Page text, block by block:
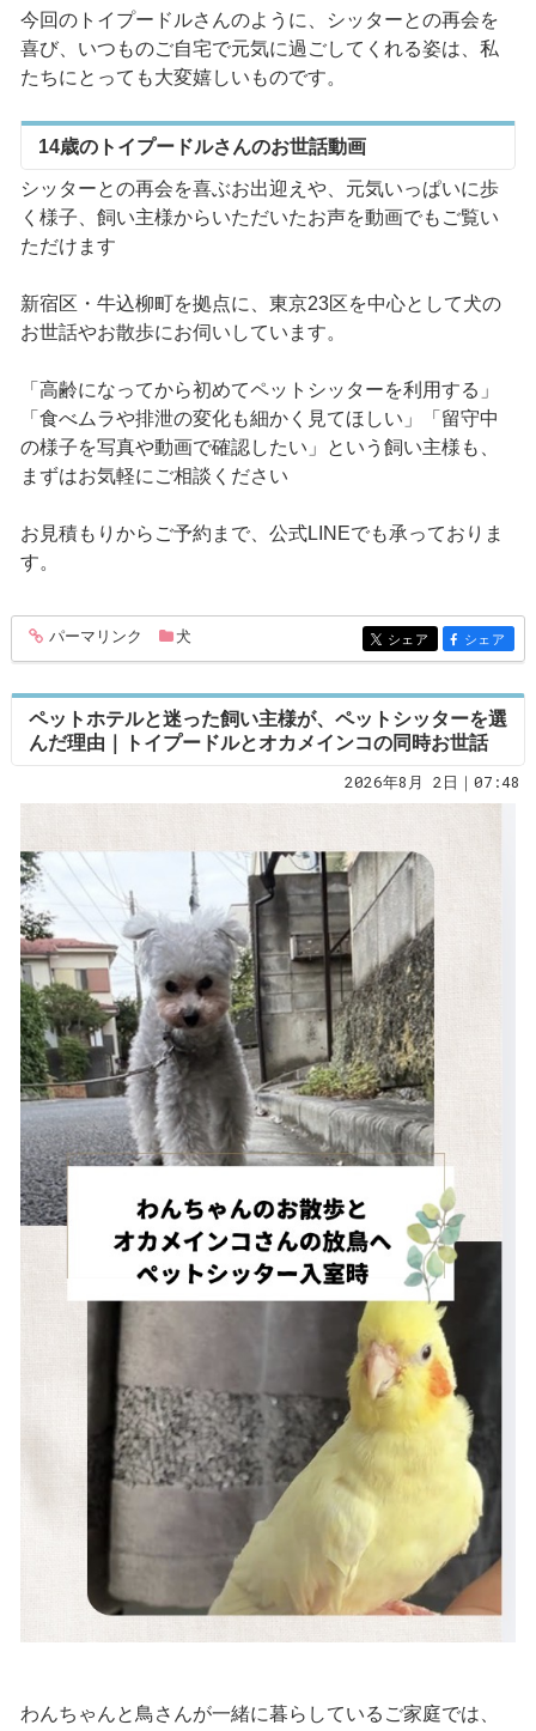
今回のトイプードルさんのように、シッターとの再会を
喜び、いつものご自宅で元気に過ごしてくれる姿は、私
たちにとっても大変嬉しいものです。
14歳のトイプードルさんのお世話動画
シッターとの再会を喜ぶお出迎えや、元気いっぱいに歩
く様子、飼い主様からいただいたお声を動画でもご覧い
ただけます
新宿区・牛込柳町を拠点に、東京23区を中心として犬の
お世話やお散歩にお伺いしています。
「高齢になってから初めてペットシッターを利用する」
「食べムラや排泄の変化も細かく見てほしい」「留守中
の様子を写真や動画で確認したい」という飼い主様も、
まずはお気軽にご相談ください
お見積もりからご予約まで、公式LINEでも承っておりま
す。
entry397
パーマリンク 犬 entry397
シェア entry397
シェア
ペットホテルと迷った飼い主様が、ペットシッターを選
んだ理由｜トイプードルとオカメインコの同時お世話
2026年8月 2日｜07:48
わんちゃんと鳥さんが一緒に暮らしているご家庭では、